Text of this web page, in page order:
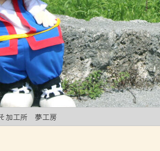
加工所 夢工房